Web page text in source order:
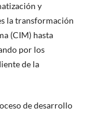
y
la transformación
(CIM) hasta
por los
de la
de desarrollo